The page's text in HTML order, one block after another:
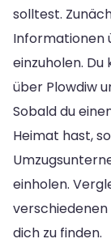
solltest.
Informationen
einzuholen.
über Plowdiw
Sobald du
Heimat hast,
einholen.
dich zu finden.